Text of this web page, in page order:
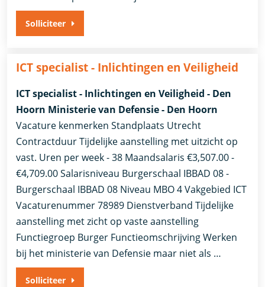
Solliciteer
ICT specialist - Inlichtingen en Veiligheid
ICT specialist - Inlichtingen en Veiligheid - Den
Hoorn Ministerie van Defensie - Den Hoorn
Vacature kenmerken Standplaats Utrecht
Contractduur Tijdelijke aanstelling met uitzicht op
vast. Uren per week - 38 Maandsalaris €3,507.00 -
€4,709.00 Salarisniveau Burgerschaal IBBAD 08 -
Burgerschaal IBBAD 08 Niveau MBO 4 Vakgebied ICT
Vacaturenummer 78989 Dienstverband ​Tijdelijke
aanstelling met zicht op vaste aanstelling​
Functiegroep Burger Functieomschrijving Werken
bij het ministerie van Defensie maar niet als …
Solliciteer